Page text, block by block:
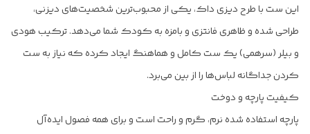
این ست با طرح دیزی داک، یکی از محبوب‌ترین شخصیت‌های دیزنی،
طراحی شده و ظاهری فانتزی و بامزه به کودک شما می‌دهد. ترکیب هودی
و بیلر (سرهمی) یک ست کامل و هماهنگ ایجاد کرده که نیاز به ست
کردن جداگانه لباس‌ها را از بین می‌برد.
کیفیت پارچه و دوخت
پارچه استفاده شده نرم، گرم و راحت است و برای همه فصول ایده‌آل